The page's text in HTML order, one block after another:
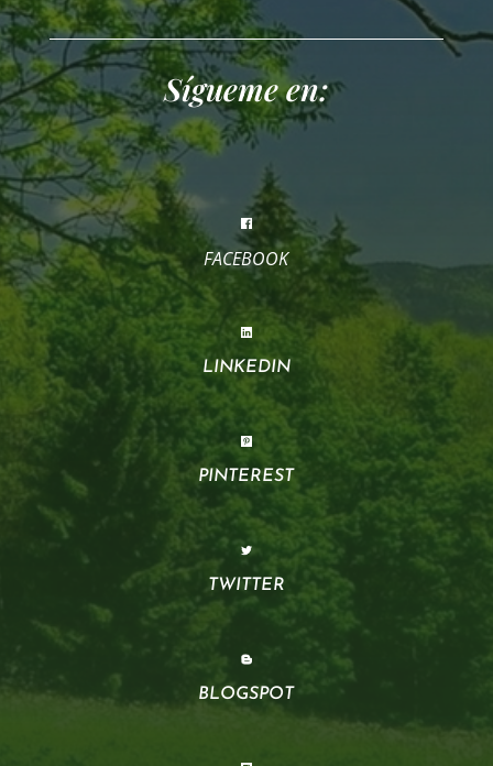
Sígueme en:
FACEBOOK
LINKEDIN
PINTEREST
TWITTER
BLOGSPOT